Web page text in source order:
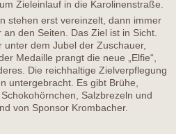
Zieleinlauf in die Karolinenstraße.
stehen erst vereinzelt, dann immer
den Seiten. Das Ziel ist in Sicht.
unter dem Jubel der Zuschauer,
Medaille prangt die neue „Elfie“,
Die reichhaltige Zielverpflegung
untergebracht. Es gibt Brühe,
Salzbrezeln und
von Sponsor Krombacher.